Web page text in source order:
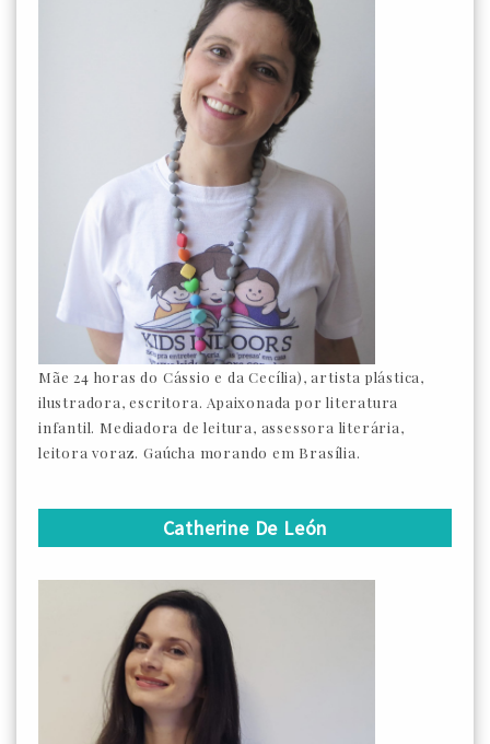
Mãe 24 horas do Cássio e da Cecília), artista plástica,
ilustradora, escritora. Apaixonada por literatura
infantil. Mediadora de leitura, assessora literária,
leitora voraz. Gaúcha morando em Brasília.
Catherine De León